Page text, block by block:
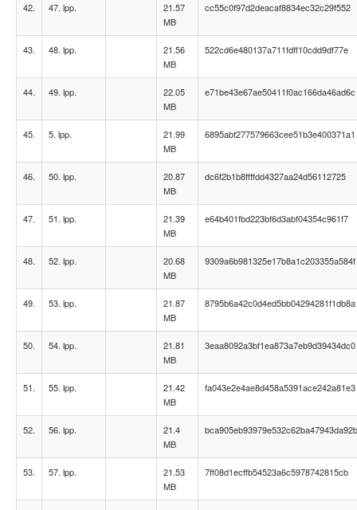
42. 47. lpp.
21.57
MB
cc55c0f97d2deacaf8834ec32c29f552
43. 48. lpp.
21.56
MB
522cd6e480137a711fdff10cdd9df77e
44. 49. lpp.
22.05
MB
e71be43e67ae50411f0ac166da46ad6c
45. 5. lpp.
21.99
MB
6895abf277579663cee51b3e400371a1
46. 50. lpp.
20.87
MB
dc6f2b1b8ffffdd4327aa24d56112725
47. 51. lpp.
21.39
MB
e64b401fbd223bf6d3abf04354c961f7
48. 52. lpp.
20.68
MB
9309a6b981325e17b8a1c203355a584f
49. 53. lpp.
21.87
MB
8795b6a42c0d4ed5bb04294281f1db8a
50. 54. lpp.
21.81
MB
3eaa8092a3bf1ea873a7eb9d39434dc0
51. 55. lpp.
21.42
MB
fa043e2e4ae8d458a5391ace242a81e3
52. 56. lpp.
21.4
MB
bca905eb93979e532c62ba47943da92b
53. 57. lpp.
21.53
MB
7ff08d1ecffb54523a6c5978742815cb